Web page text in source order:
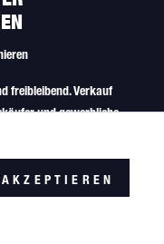
freibleibend. Verkauf
und gewerbliche